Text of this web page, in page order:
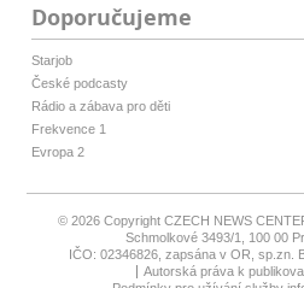
Doporučujeme
Starjob
České podcasty
Rádio a zábava pro děti
Frekvence 1
Evropa 2
© 2026 Copyright CZECH NEWS
Schmolkové 3493/1, 100 00
IČO: 02346826, zapsána v OR, sp.zn.
Autorská práva k